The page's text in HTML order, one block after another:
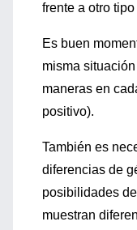
frente a otro
Es buen
misma
maneras en
positivo).
También es
diferencias de
posibilidades
muestran